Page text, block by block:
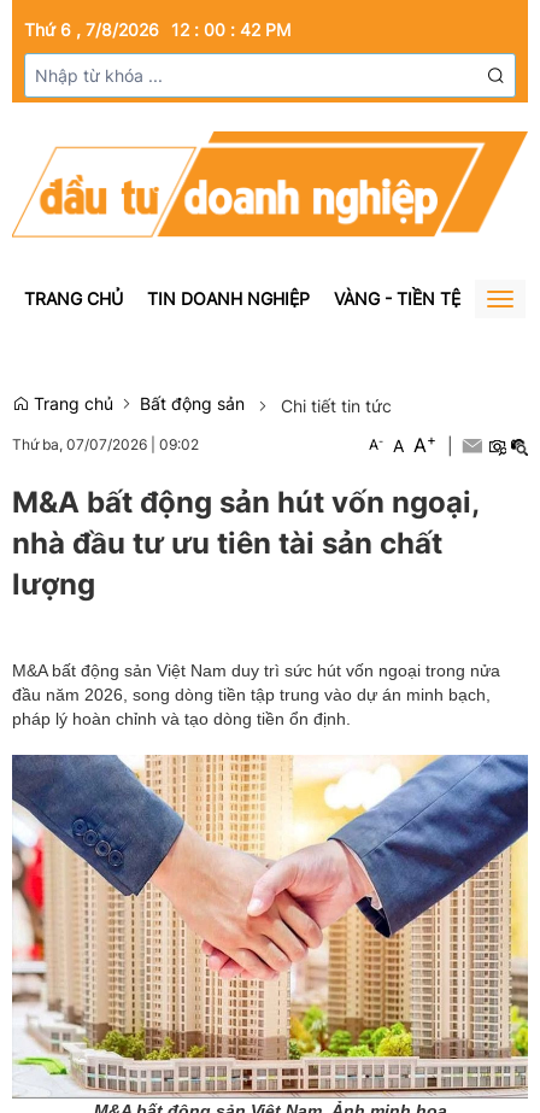
Thứ 6 , 7/8/2026 12 : 00 : 43 PM
TRANG CHỦ TIN DOANH NGHIỆP VÀNG - TIỀN TỆ BẤT
Trang chủ Bất động sản Chi tiết tin tức
Thứ ba, 07/07/2026 09:02 A- A A+
M&A bất động sản hút vốn ngoại,
nhà đầu tư ưu tiên tài sản chất
lượng
M&A bất động sản Việt Nam duy trì sức hút vốn ngoại trong nửa
đầu năm 2026, song dòng tiền tập trung vào dự án minh bạch,
pháp lý hoàn chỉnh và tạo dòng tiền ổn định.